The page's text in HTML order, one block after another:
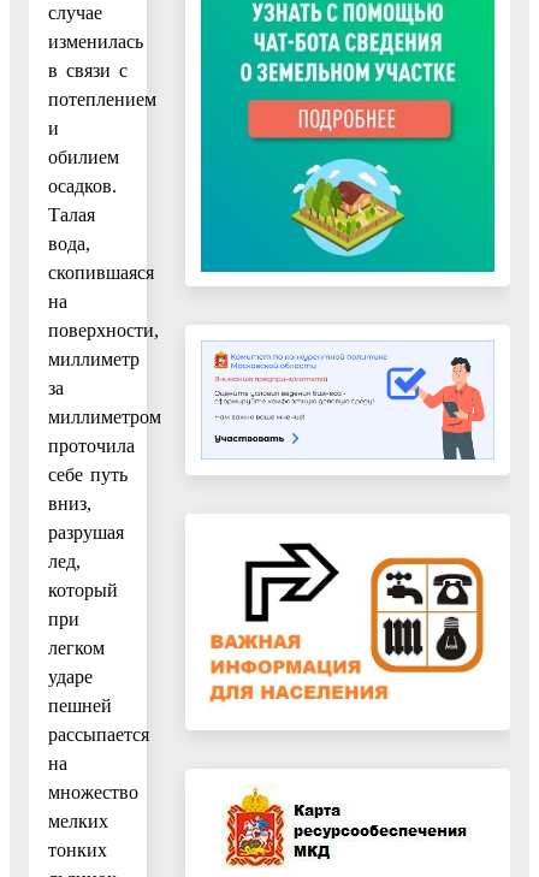
случае
изменилась
в связи с
потеплением
и
обилием
осадков.
Талая
вода,
скопившаяся
на
поверхности,
миллиметр
за
миллиметром
проточила
себе путь
вниз,
разрушая
лед,
который
при
легком
ударе
пешней
рассыпается
на
множество
мелких
тонких